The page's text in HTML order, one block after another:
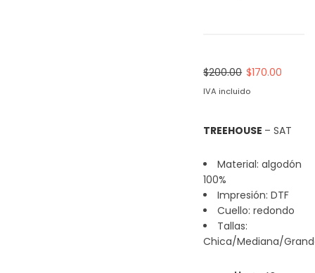
$200.00 Original
price
$200.00.
$170.00
IVA incluido
TREEHOUSE – SAT
Material: algodón
100%
Impresión: DTF
Cuello: redondo
Tallas:
Chica/Mediana/